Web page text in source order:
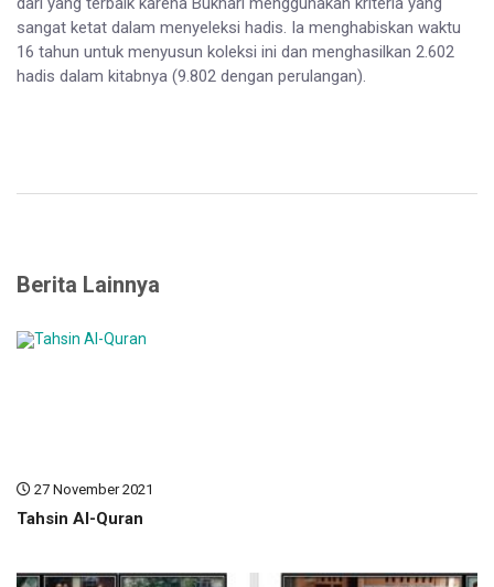
sangat ketat dalam menyeleksi hadis. Ia menghabiskan waktu
16 tahun untuk menyusun koleksi ini dan menghasilkan 2.602
hadis dalam kitabnya (9.802 dengan perulangan).
Berita Lainnya
27 November 2021
Tahsin Al-Quran